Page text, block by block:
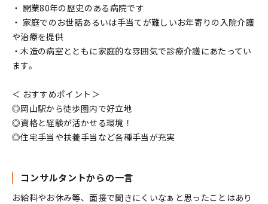
・ 開業80年の歴史のある病院です
・ 家庭でのお世話あるいは手当てが難しいお年寄りの入院介護
や治療を提供
・木造の病室とともに家庭的な雰囲気で診療介護にあたってい
ます。
＜ おすすめポイント＞
◎岡山駅から徒歩圏内で好立地
◎資格と経験が活かせる環境！
◎住宅手当や扶養手当など各種手当が充実
コンサルタントからの一言
お給料やお休み等、面接で聞きにくいなぁと思ったことはあり